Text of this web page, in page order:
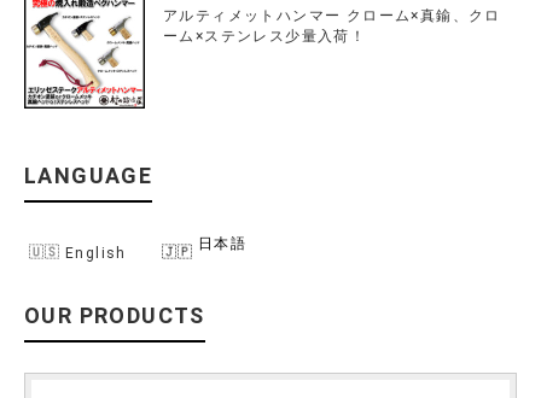
アルティメットハンマー クローム×真鍮、クロ
ーム×ステンレス少量入荷！
LANGUAGE
English
日本語
OUR PRODUCTS